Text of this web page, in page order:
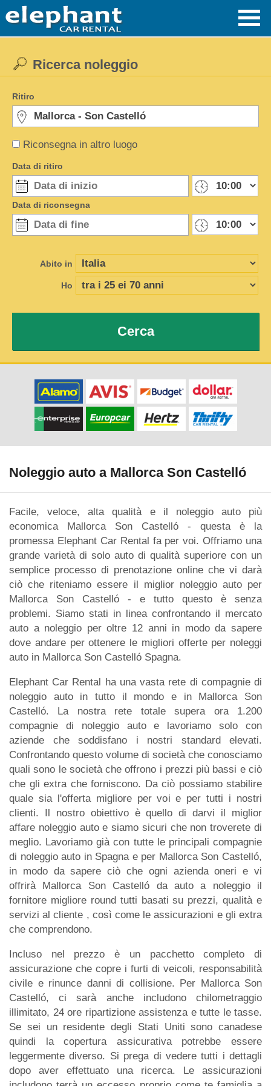
Riconsegna in altro luogo
Ricerca noleggio
Ritiro
Data di ritiro
Data di riconsegna
Abito in
Ho
Cerca
Noleggio auto a Mallorca Son Castelló
Facile, veloce, alta qualità e il noleggio auto più
economica Mallorca Son Castelló - questa è la
promessa Elephant Car Rental fa per voi. Offriamo una
grande varietà di solo auto di qualità superiore con un
semplice processo di prenotazione online che vi darà
ciò che riteniamo essere il miglior noleggio auto per
Mallorca Son Castelló - e tutto questo è senza
problemi. Siamo stati in linea confrontando il mercato
auto a noleggio per oltre 12 anni in modo da sapere
dove andare per ottenere le migliori offerte per noleggi
auto in Mallorca Son Castelló Spagna.
Elephant Car Rental ha una vasta rete di compagnie di
noleggio auto in tutto il mondo e in Mallorca Son
Castelló. La nostra rete totale supera ora 1.200
compagnie di noleggio auto e lavoriamo solo con
aziende che soddisfano i nostri standard elevati.
Confrontando questo volume di società che conosciamo
quali sono le società che offrono i prezzi più bassi e ciò
che gli extra che forniscono. Da ciò possiamo stabilire
quale sia l'offerta migliore per voi e per tutti i nostri
clienti. Il nostro obiettivo è quello di darvi il miglior
affare noleggio auto e siamo sicuri che non troverete di
meglio. Lavoriamo già con tutte le principali compagnie
di noleggio auto in Spagna e per Mallorca Son Castelló,
in modo da sapere ciò che ogni azienda oneri e vi
offrirà Mallorca Son Castelló da auto a noleggio il
fornitore migliore round tutti basati su prezzi, qualità e
servizi al cliente , così come le assicurazioni e gli extra
che comprendono.
Incluso nel prezzo è un pacchetto completo di
assicurazione che copre i furti di veicoli, responsabilità
civile e rinunce danni di collisione. Per Mallorca Son
Castelló, ci sarà anche includono chilometraggio
illimitato, 24 ore ripartizione assistenza e tutte le tasse.
Se sei un residente degli Stati Uniti sono canadese
quindi la copertura assicurativa potrebbe essere
leggermente diverso. Si prega di vedere tutti i dettagli
dopo aver effettuato una ricerca. Le assicurazioni